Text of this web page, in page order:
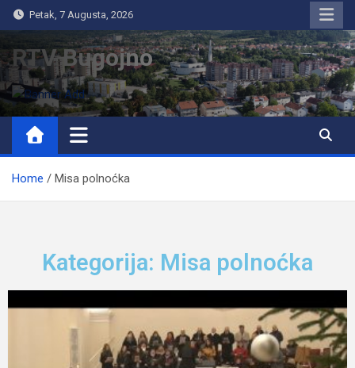
Petak, 7 Augusta, 2026
RTV Bugojno
Home Misa polnoćka
Kategorija: Misa polnoćka